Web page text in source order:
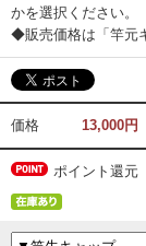
かを選択ください。
◆販売価格は「竿元
価格 13,000円
ポイント還元